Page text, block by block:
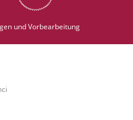
und Vorbearbeitung